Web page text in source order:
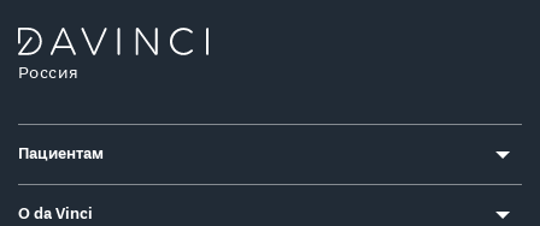
Россия
Пациентам
О da Vinci